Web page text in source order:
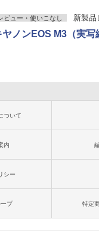
ビュー・使いこなし 新製品
ヤノンEOS M3（実写
ついて
内
シー
プ 特定